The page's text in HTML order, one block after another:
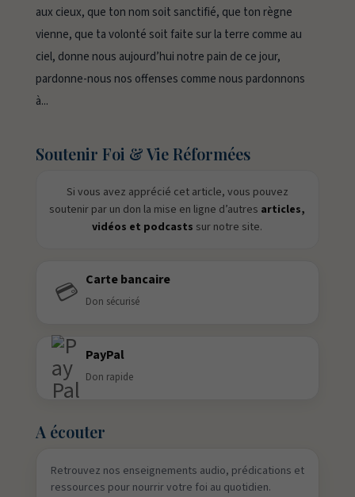
aux cieux, que ton nom soit sanctifié, que ton règne
vienne, que ta volonté soit faite sur la terre comme au
ciel, donne nous aujourd’hui notre pain de ce jour,
pardonne-nous nos offenses comme nous pardonnons
à...
Soutenir Foi & Vie Réformées
Si vous avez apprécié cet article, vous pouvez
soutenir par un don la mise en ligne d’autres articles,
vidéos et podcasts sur notre site.
💳 Carte bancaire
Don sécurisé
PayPal
Don rapide
A écouter
Retrouvez nos enseignements audio, prédications et
ressources pour nourrir votre foi au quotidien.